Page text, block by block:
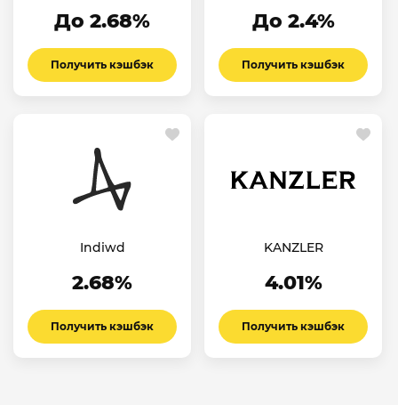
До 2.68%
Получить кэшбэк
До 2.4%
Получить кэшбэк
Indiwd
2.68%
Получить кэшбэк
KANZLER
4.01%
Получить кэшбэк